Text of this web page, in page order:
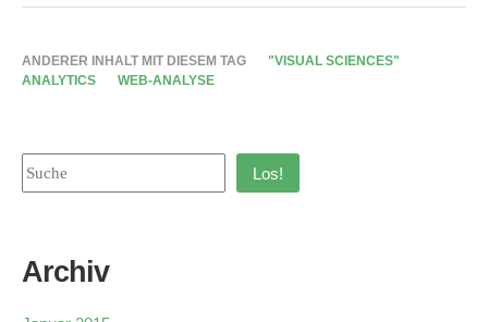
ANDERER INHALT MIT DIESEM TAG
"VISUAL SCIENCES"
ANALYTICS
WEB-ANALYSE
Los!
Archiv